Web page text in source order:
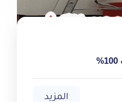
المزيد